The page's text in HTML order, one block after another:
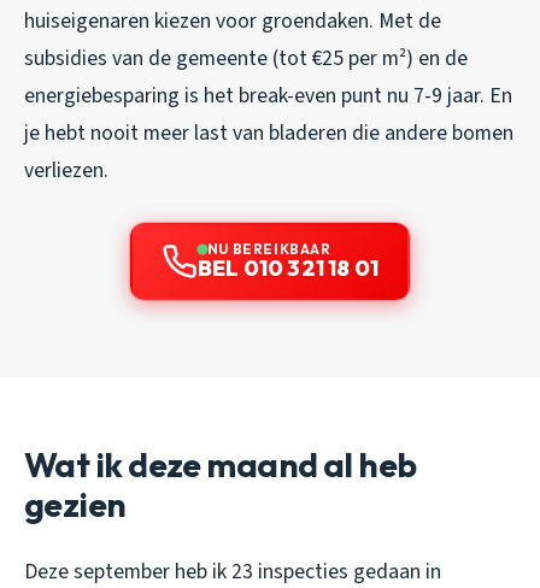
huiseigenaren kiezen voor groendaken. Met de
subsidies van de gemeente (tot €25 per m²) en de
energiebesparing is het break-even punt nu 7-9 jaar. En
je hebt nooit meer last van bladeren die andere bomen
verliezen.
NU BEREIKBAAR
BEL 010 321 18 01
Wat ik deze maand al heb
gezien
Deze september heb ik 23 inspecties gedaan in